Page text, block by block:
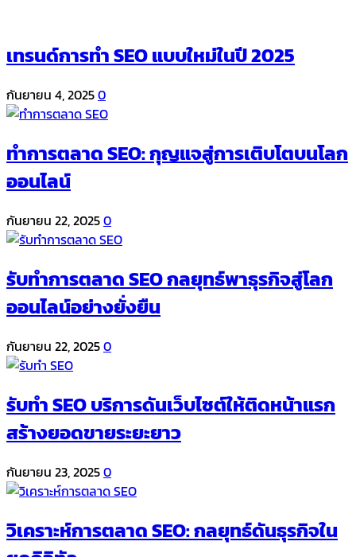
เทรนด์การทำ SEO แบบใหม่ในปี 2025
กันยายน 4, 20250
ทำการตลาด SEO: กุญแจสู่การเติบโตบนโลก
ออนไลน์
กันยายน 22, 20250
รับทำการตลาด SEO กลยุทธ์พาธุรกิจสู่โลก
ออนไลน์อย่างยั่งยืน
กันยายน 22, 20250
รับทำ SEO บริการดันเว็บไซต์ให้ติดหน้าแรก
สร้างยอดขายระยะยาว
กันยายน 23, 20250
วิเคราะห์การตลาด SEO: กลยุทธ์ดันธุรกิจใน